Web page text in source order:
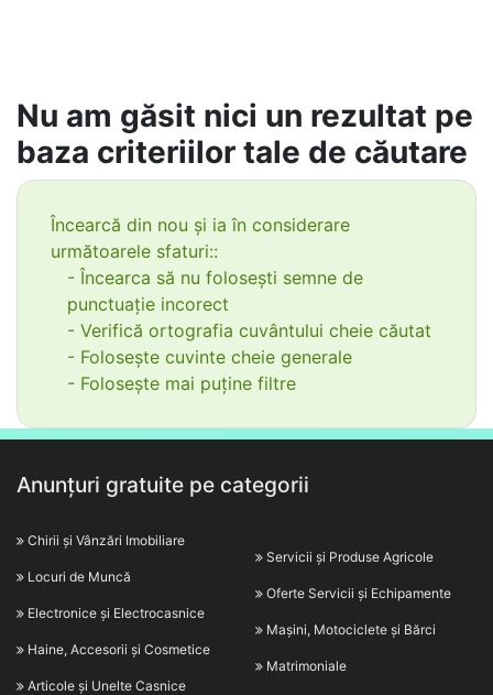
Nu am găsit nici un rezultat pe
baza criteriilor tale de căutare
Încearcă din nou și ia în considerare
următoarele sfaturi::
- Încearca să nu folosești semne de
punctuație incorect
- Verifică ortografia cuvântului cheie căutat
- Folosește cuvinte cheie generale
- Folosește mai puține filtre
Anunțuri gratuite pe categorii
Chirii și Vânzări Imobiliare
Locuri de Muncă
Electronice și Electrocasnice
Haine, Accesorii și Cosmetice
Articole și Unelte Casnice
Servicii și Produse Agricole
Oferte Servicii și Echipamente
Mașini, Motociclete și Bărci
Matrimoniale